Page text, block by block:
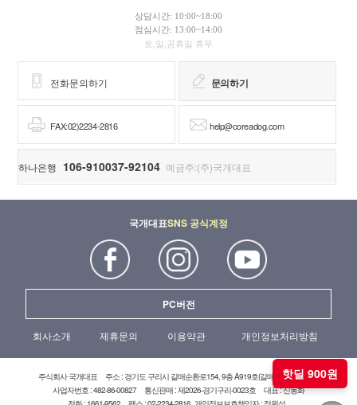
상담시간: 10:00~18:00
점심시간: 13:00~14:00
토,일,공휴일 휴무
전화문의하기 문의하기
FAX:02)2234-2816 help@coreadog.com
하나은행 106-910037-92104 예금주:(주)국개대표
국개대표SNS 공식계정
PC버전
회사소개 제휴문의 이용약관 개인정보처리방침
주식회사 국개대표
주소 : 경기도 구리시 갈매순환로154, 9층 A919호(갈매현대테라타워)
사업자번호 : 482-86-00827
통신판매 : 제2026-경기구리-0023호
대표 : 신동화
핫딜 900원